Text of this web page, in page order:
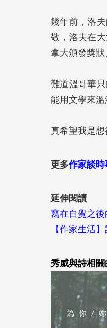
幾年前，洛
敬，洛夫在
拿大頒發獎狀
難道溫哥華
能用文學來溫
真希望我是想
更多作家談時
延伸閱讀
寫在自覺之
【作家生活
秀威與詩相